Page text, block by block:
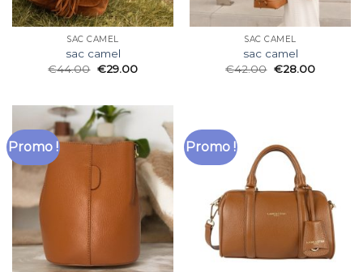
SAC CAMEL
sac camel
€44.00 €29.00
SAC CAMEL
sac camel
€42.00 €28.00
Promo ! Promo !